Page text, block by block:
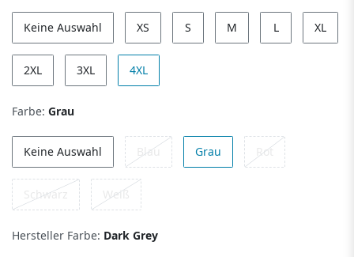
Keine Auswahl XS S M L XL
2XL 3XL 4XL
Farbe: Grau
Keine Auswahl Blau Grau Rot
Schwarz Weiß
Hersteller Farbe: Dark Grey